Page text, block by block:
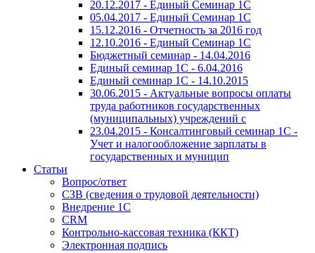
20.12.2017 - Единый Семинар 1С
05.04.2017 - Единый Семинар 1С
15.12.2016 - Отчетность за 2016 год
12.10.2016 - Единый Семинар 1С
Бюджетный семинар - 14.04.2016
Единый семинар 1С - 6.04.2016
Единый семинар 1С - 14.10.2015
30.06.2015 - Актуальные вопросы оплаты
труда работников государственных
(муниципальных) учреждений с
23.04.2015 - Консалтинговый семинар 1С -
Учет и налогообложение зарплаты в
государственных и муницип
Статьи
Вопрос/ответ
СЗВ (сведения о трудовой деятельности)
Внедрение 1С
CRM
Контрольно-кассовая техника (ККТ)
Электронная подпись